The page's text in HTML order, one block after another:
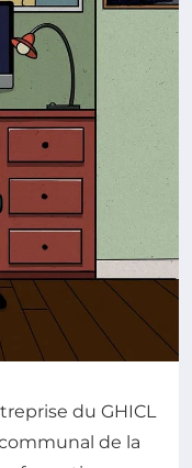
du GHICL
de la